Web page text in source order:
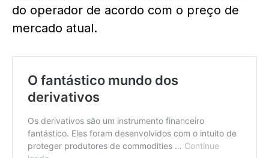
do operador de acordo com o preço de
mercado atual.